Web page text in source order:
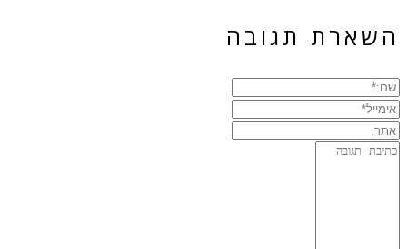
השארת תגובה
שם:*
אימייל*
אתר:
תגובה: